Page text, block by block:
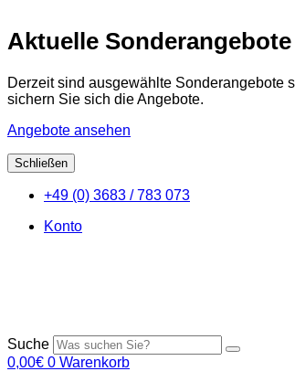
Aktuelle
Derzeit sind ausgewählte Sonderangebote
sichern Sie sich die Angebote.
Angebote ansehen
Schließen
Inhalt
+49 (0) 3683 / 783 073
Konto
Suche
0,00€ 0 Warenkorb